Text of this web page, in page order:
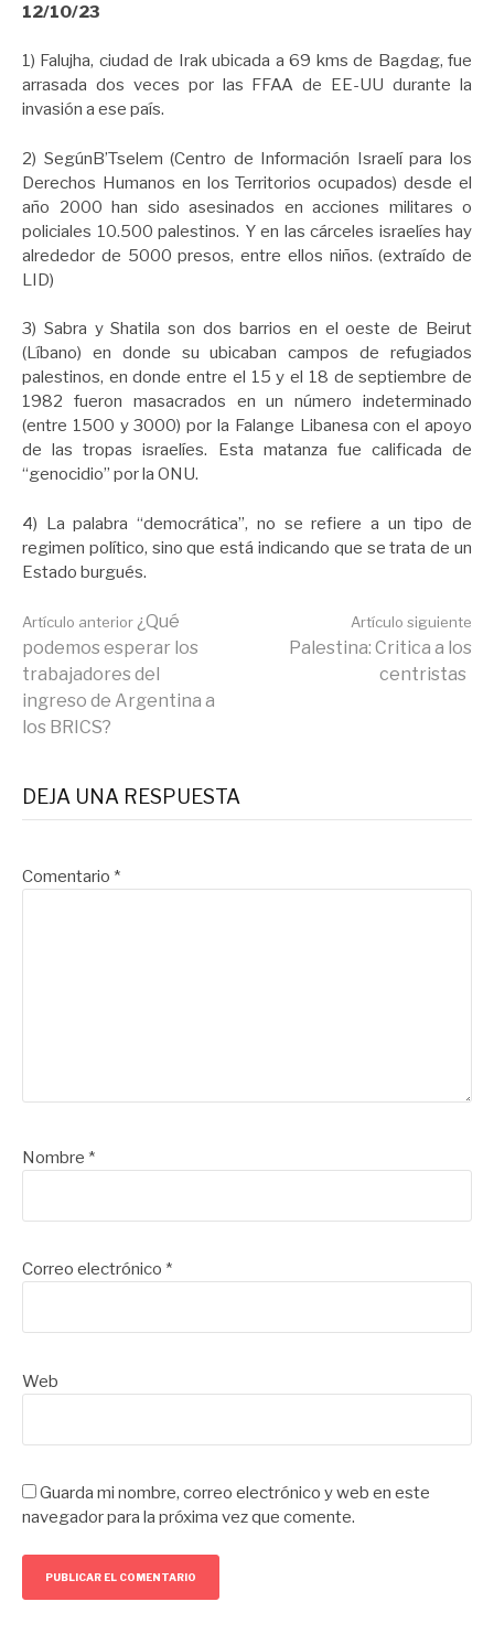
12/10/23
1) Falujha, ciudad de Irak ubicada a 69 kms de Bagdag, fue
arrasada dos veces por las FFAA de EE-UU durante la
invasión a ese país.
2) SegúnB’Tselem (Centro de Información Israelí para los
Derechos Humanos en los Territorios ocupados) desde el
año 2000 han sido asesinados en acciones militares o
policiales 10.500 palestinos. Y en las cárceles israelíes hay
alrededor de 5000 presos, entre ellos niños. (extraído de
LID)
3) Sabra y Shatila son dos barrios en el oeste de Beirut
(Líbano) en donde su ubicaban campos de refugiados
palestinos, en donde entre el 15 y el 18 de septiembre de
1982 fueron masacrados en un número indeterminado
(entre 1500 y 3000) por la Falange Libanesa con el apoyo
de las tropas israelíes. Esta matanza fue calificada de
“genocidio” por la ONU.
4) La palabra “democrática”, no se refiere a un tipo de
regimen político, sino que está indicando que se trata de un
Estado burgués.
Seguir
leyendo
Artículo anterior¿Qué
podemos esperar los
trabajadores del
ingreso de Argentina a
los BRICS?
Artículo siguiente
Palestina: Critica a los
centristas
DEJA UNA RESPUESTA
Comentario *
Nombre *
Correo electrónico *
Web
Guarda mi nombre, correo electrónico y web en este
navegador para la próxima vez que comente.